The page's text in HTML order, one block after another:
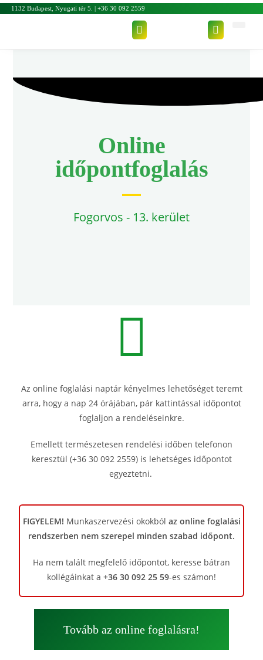
1132 Budapest, Nyugati tér 5. | +36 30 092 2559
Online
időpontfoglalás
Fogorvos - 13. kerület
Az online foglalási naptár kényelmes lehetőséget teremt
arra, hogy a nap 24 órájában, pár kattintással időpontot
foglaljon a rendeléseinkre.
Emellett természetesen rendelési időben telefonon
keresztül (+36 30 092 2559) is lehetséges időpontot
egyeztetni.
FIGYELEM! Munkaszervezési okokból az online foglalási
rendszerben nem szerepel minden szabad időpont.
Ha nem talált megfelelő időpontot, keresse bátran
kollégáinkat a +36 30 092 25 59-es számon!
Tovább az online foglalásra!